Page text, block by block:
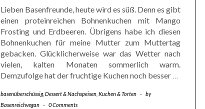
Lieben Basenfreunde, heute wird es süß. Denn es gibt
einen proteinreichen Bohnenkuchen mit Mango
Frosting und Erdbeeren. Übrigens habe ich diesen
Bohnenkuchen für meine Mutter zum Muttertag
gebacken. Glücklicherweise war das Wetter nach
vielen, kalten Monaten sommerlich warm.
Demzufolge hat der fruchtige Kuchen noch besser …
basenüberschüssig, Dessert & Nachspeisen Kuchen & Torten -
by
Basenreichvegan - 0 Comments